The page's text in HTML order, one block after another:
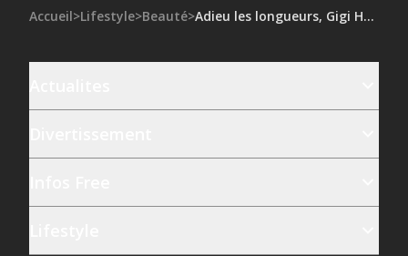
Accueil>Lifestyle>Beauté> Adieu les longueurs, Gigi Hadid adopte cette coupe courte ultra tendance